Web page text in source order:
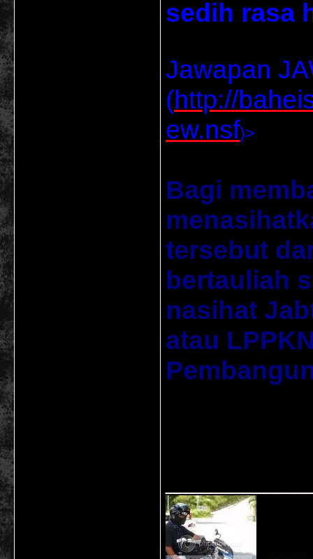
sedih rasa
Jawapan
(http://
ew.nsf)>
Bagi
tersebut
bertauliah
nasihat
atau